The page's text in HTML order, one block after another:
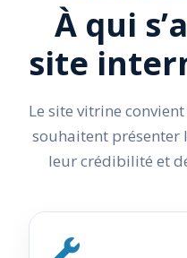
À qui
site
Le site vitrine
souhaitent présenter
leur crédibilité et